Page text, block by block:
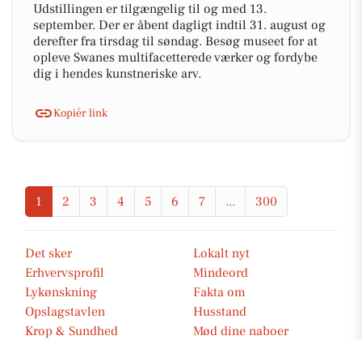
Udstillingen er tilgængelig til og med 13.
september. Der er åbent dagligt indtil 31. august og
derefter fra tirsdag til søndag. Besøg museet for at
opleve Swanes multifacetterede værker og fordybe
dig i hendes kunstneriske arv.
Kopiér link
1 2 3 4 5 6 7 ... 300
Det sker
Lokalt nyt
Erhvervsprofil
Mindeord
Lykønskning
Fakta om
Opslagstavlen
Husstand
Krop & Sundhed
Mød dine naboer